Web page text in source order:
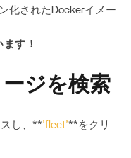
化されたDockerイメー
す！
ジを検索
し、**’fleet’**をクリ